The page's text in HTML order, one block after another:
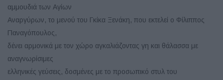
αμμουδιά των Αγίων
Αναργύρων, το μενού του Γκίκα Ξενάκη, που εκτελεί ο Φίλιππος
Παναγόπουλος,
δένει αρμονικά με τον χώρο αγκαλιάζοντας γη και θάλασσα με
αναγνωρίσιμες
ελληνικές γεύσεις, δοσμένες με το προσωπικό στυλ του